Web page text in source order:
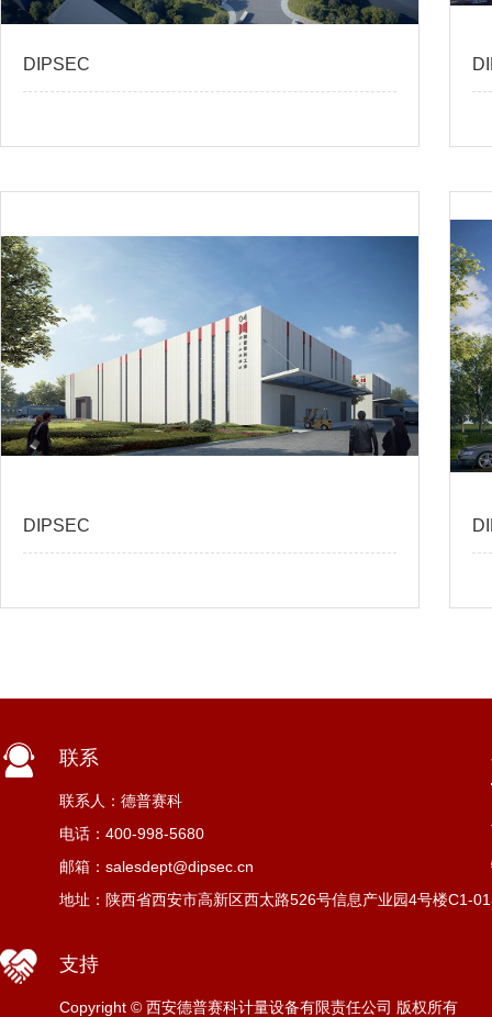
DIPSEC
DIPSEC
联系
联系人：德普赛科
电话：400-998-5680
邮箱：salesdept@dipsec.cn
地址：陕西省西安市高新区西太路526号信息产业园4号楼C1-01
支持
Copyright © 西安德普赛科计量设备有限责任公司 版权所有